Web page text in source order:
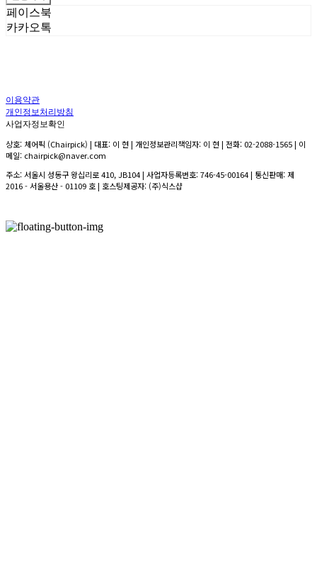
페이스북
카카오톡
이용약관
개인정보처리방침
사업자정보확인
상호: 체어픽 (Chairpick) | 대표: 이 현 | 개인정보관리책임자: 이 현 | 전화: 02-2088-1565 | 이
메일: chairpick@naver.com
주소: 서울시 성동구 왕십리로 410, JB104 | 사업자등록번호:746-45-00164| 통신판매:제
2016 - 서울용산 - 01109 호| 호스팅제공자: (주)식스샵